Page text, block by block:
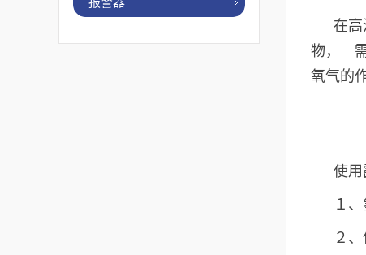
在
物， 需
氧气的
使用
１
２